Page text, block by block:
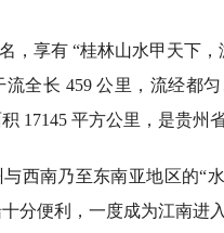
享有 “桂林山水甲天下，
全长 459 公里，流经都
17145 平方公里，是贵州
南乃至东南亚地区的“水
分便利，一度成为江南进